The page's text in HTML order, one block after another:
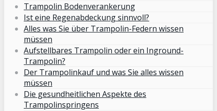
Trampolin Bodenverankerung
Ist eine Regenabdeckung sinnvoll?
Alles was Sie über Trampolin-Federn wissen
müssen
Aufstellbares Trampolin oder ein Inground-
Trampolin?
Der Trampolinkauf und was Sie alles wissen
müssen
Die gesundheitlichen Aspekte des
Trampolinspringens